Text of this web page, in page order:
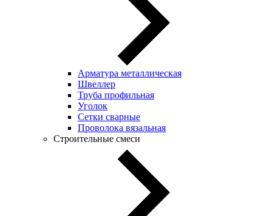
Арматура металлическая
Швеллер
Труба профильная
Уголок
Сетки сварные
Проволока вязальная
Строительные смеси